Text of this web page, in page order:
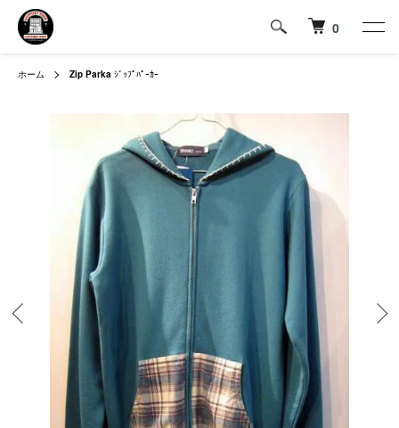
0
ホーム Zip Parka ｼﾞｯﾌﾟﾊﾟｰｶｰ